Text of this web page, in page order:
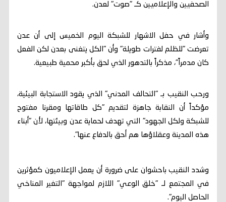
الصحفيين والإعلاميين كـ "صوت" لعدن.
وأشار في حفل الاشهار للشبكة اليوم الخميس إلى أن عدن
تعرضت "للظلم لفترات طويلة" وأن "الكل يتغنى بعدن لكن الفعل
كان مدمراً"، مذكراً بالتدهور الذي لحق بأكبر محمية طبيعية.
ورحب النقيب بـ "التحالف المدني" الذي يقود الاستجابة البيئية،
مؤكداً أن النقابة جاهزة لتقديم "كل طاقاتها ومقرنا مفتوح
للشبكة ولكل الجهود" التي تهدف لحماية عدن وبيئتها، لأن "أبناء
هذه المدينة وعقلاؤها هم أحق بالدفاع عنها".
وشدد النقيب باحشوان على ضرورة أن يعمل الإعلاميون كمؤثرين
في المجتمع لـ "خلق الوعي" اللازم لمواجهة "التغير المناخي
الحاصل اليوم".